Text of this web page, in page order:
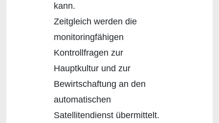
kann.
Zeitgleich werden die
monitoringfähigen
Kontrollfragen zur
Hauptkultur und zur
Bewirtschaftung an den
automatischen
Satellitendienst übermittelt.